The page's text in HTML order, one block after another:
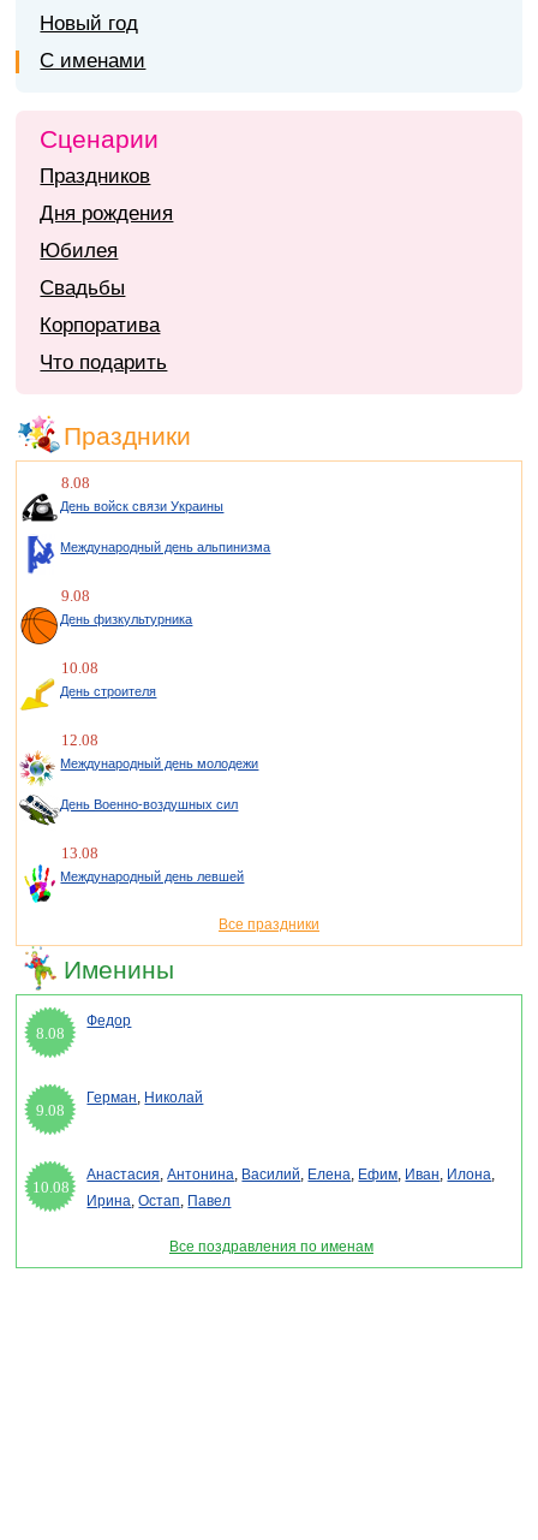
Новый год
С именами
Сценарии
Праздников
Дня рождения
Юбилея
Свадьбы
Корпоратива
Что подарить
Праздники
8.08
День войск связи Украины
Международный день альпинизма
9.08
День физкультурника
10.08
День строителя
12.08
Международный день молодежи
День Военно-воздушных сил
13.08
Международный день левшей
Все праздники
Именины
8.08
Федор
9.08
Герман, Николай
10.08
Анастасия,Антонина, Василий, Елена, Ефим, Иван, Илона,
Ирина,Остап, Павел
Все поздравления по именам